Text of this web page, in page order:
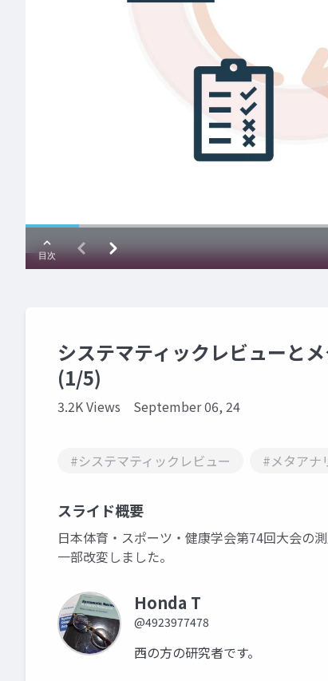
システマティックレビューと
(1/5)
3.2K Views September 06, 24
#システマティックレビュー #メタアナ
スライド概要
日本体育・スポーツ・健康学会第74回大会の
一部改変しました。
Honda T
@4923977478
西の方の研究者です。